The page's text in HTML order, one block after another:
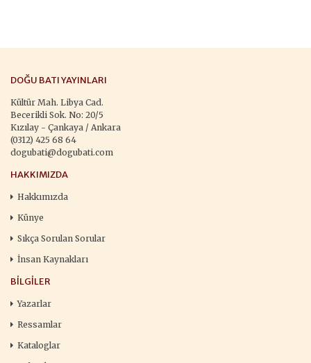
DOĞU BATI YAYINLARI
Kültür Mah. Libya Cad.
Becerikli Sok. No: 20/5
Kızılay - Çankaya / Ankara
(0312) 425 68 64
dogubati@dogubati.com
HAKKIMIZDA
Hakkımızda
Künye
Sıkça Sorulan Sorular
İnsan Kaynakları
BILGILER
Yazarlar
Ressamlar
Kataloglar